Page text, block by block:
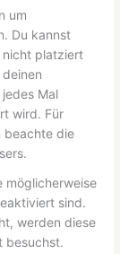
um
Du kannst
nicht platziert
Mal
wird. Für
beachte die
möglicherweise
sind.
werden diese
besuchst.